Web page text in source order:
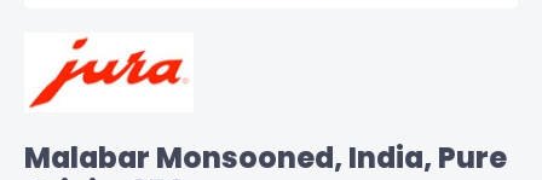
Malabar Monsooned, India, Pure